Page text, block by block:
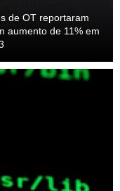
de OT reportaram
aumento de 11% em